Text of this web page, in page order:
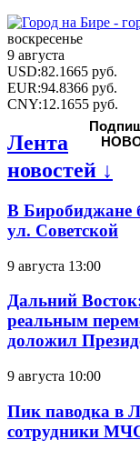
воскресенье
9 августа
USD:82.1665 руб.
EUR:94.8366 руб.
CNY:12.1655 руб.
Лента
новостей ↓
В Биробиджане
ул. Советской
9 августа 13:00
Дальний
реальным
доложил
9 августа 10:00
Пик паводка в
сотрудники